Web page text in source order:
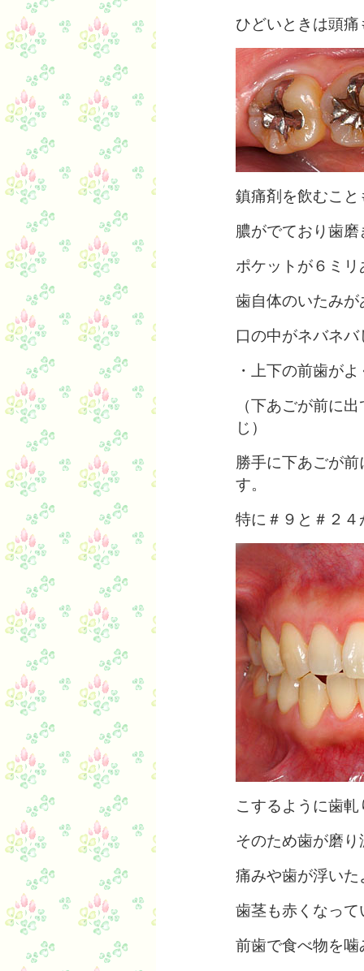
ひどいときは頭痛
鎮痛剤を飲むこ
膿がでており歯
ポケットが６ミ
歯自体のいたみ
口の中がネバネ
・上下の前歯が
（下あごが前に
じ）
勝手に下あごが
す。
特に＃９と＃２
こするように歯
そのため歯が磨
痛みや歯が浮い
歯茎も赤くなって
前歯で食べ物を